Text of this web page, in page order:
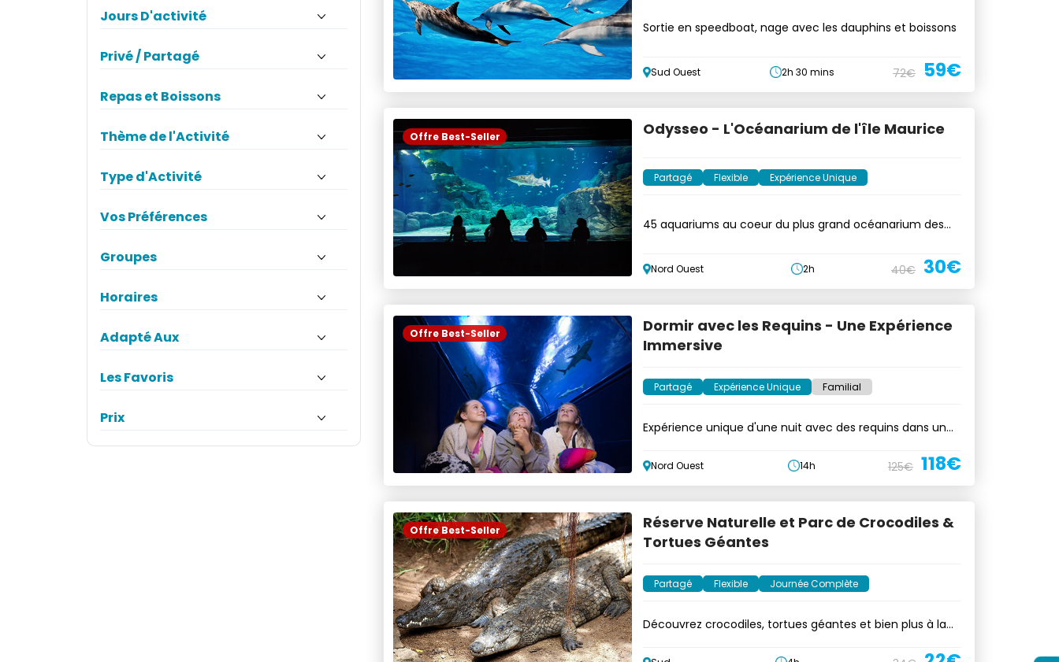
Jours D'activité
Privé / Partagé
Repas et Boissons
Thème de l'Activité
Type d'Activité
Vos Préférences
Groupes
Horaires
Adapté Aux
Les Favoris
Prix
Sortie en speedboat, nage avec les dauphins et boissons
Sud Ouest 2h 30 mins 72€ 59€
Offre Best-Seller Odysseo - L'Océanarium de l'île Maurice
Partagé Flexible Expérience Unique
45 aquariums au coeur du plus grand océanarium des
Nord Ouest 2h 40€ 30€
Offre Best-Seller
Dormir avec les Requins - Une Expérience
Immersive
Partagé Expérience Unique Familial
Expérience unique d'une nuit avec des requins dans un
Nord Ouest 14h 125€ 118€
Offre Best-Seller
Réserve Naturelle et Parc de Crocodiles &
Tortues Géantes
Partagé Flexible Journée Complète
Découvrez crocodiles, tortues géantes et bien plus à la